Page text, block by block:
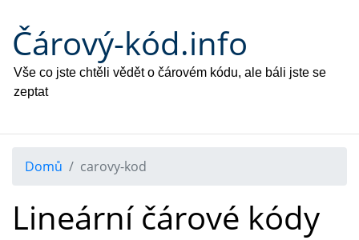
Čárový-kód.info
Vše co jste chtěli vědět o čárovém kódu, ale báli jste se
zeptat
Domů carovy-kod
Lineární čárové kódy